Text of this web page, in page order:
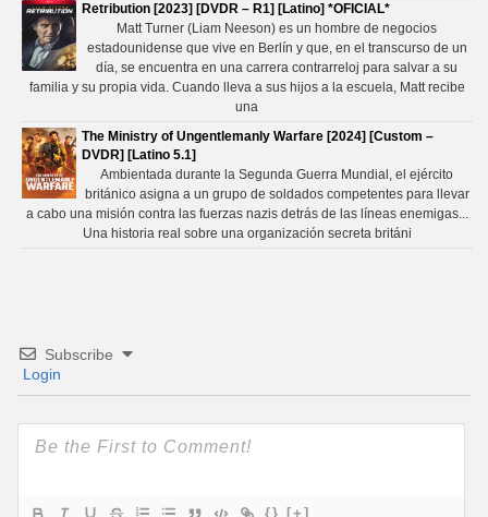
Retribution [2023] [DVDR – R1] [Latino] *OFICIAL*
Matt Turner (Liam Neeson) es un hombre de negocios
estadounidense que vive en Berlín y que, en el transcurso de un
día, se encuentra en una carrera contrarreloj para salvar a su
familia y su propia vida. Cuando lleva a sus hijos a la escuela, Matt recibe
una
The Ministry of Ungentlemanly Warfare [2024] [Custom –
DVDR] [Latino 5.1]
Ambientada durante la Segunda Guerra Mundial, el ejército
británico asigna a un grupo de soldados competentes para llevar
a cabo una misión contra las fuerzas nazis detrás de las líneas enemigas...
Una historia real sobre una organización secreta británi
Subscribe
Login
{} [+]